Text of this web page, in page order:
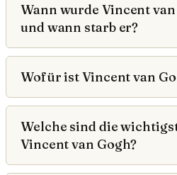
Wann wurde Vincent
und wann starb er?
Wofür ist Vincent van
Welche sind die
Vincent van Gogh?